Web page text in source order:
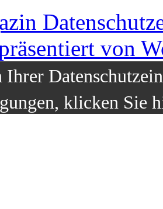
von
Ihrer
klicken Sie